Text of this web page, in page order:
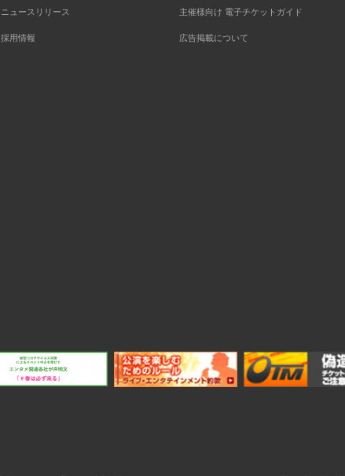
ニュースリリース
採用情報
主催様向け 電子チケットガイド
広告掲載について